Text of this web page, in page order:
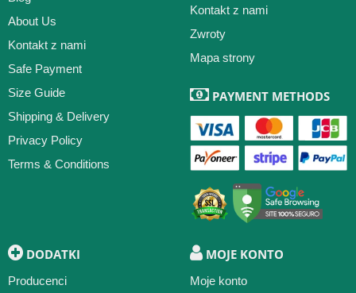
About Us
Kontakt z nami
Safe Payment
Size Guide
Shipping & Delivery
Privacy Policy
Terms & Conditions
Kontakt z nami
Zwroty
Mapa strony
PAYMENT METHODS
DODATKI
Producenci
MOJE KONTO
Moje konto